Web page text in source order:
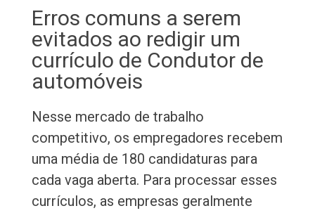
Erros comuns a serem
evitados ao redigir um
currículo de Condutor de
automóveis
Nesse mercado de trabalho
competitivo, os empregadores recebem
uma média de 180 candidaturas para
cada vaga aberta. Para processar esses
currículos, as empresas geralmente